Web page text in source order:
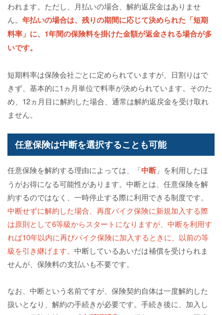
われます。ただし、月払いの場合、解約返戻金はありませ
ん。 年払いの場合は、残りの期間に応じて決められた「短期
料率 」に、1年間の保険料を掛けた金額が返金される場合が多
いです。
短期料率は保険会社ごとに定められていますが、日割りはで
きず、基本的に1ヵ月単位で料率が決められています。そのた
め、12ヵ月目に解約した場合、通常は解約返戻金を受け取れ
ません。
任意保険は中断を選択することも可能
任意保険を解約する理由によっては、「中断」を利用したほ
うがお得になる可能性があります。中断とは、任意保険を解
約するのではなく、一時停止する際に利用できる制度です。
中断せずに解約した場合、再度バイク保険に新規加入する際
は原則として6等級からスタートになりますが、中断を利用す
れば10年以内に再びバイク保険に加入するときに、以前の等
級を引き継げます。 中断しているあいだは補償を受けられま
せんが、保険料の支払いも不要です。
なお、中断という名前ですが、保険契約自体は一度解約した
扱いとなり、解約の手続きが必要です。手続き後に、加入し